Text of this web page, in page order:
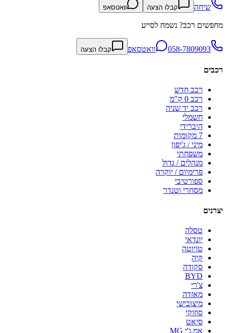
שיחה קבלו הצעה וואטסאפ
מחפשים רכב? נשמח לסייע
058-7809093 וואטסאפ קבלו הצעה
רכבים
רכב חדש
רכב 0 ק"מ
רכב יד שניה
חשמלי
היברידי
7 מקומות
מיני / ג'יפון
משפחתי
מנהלים / גדול
פרימיום / יוקרה
ספורטיבי
מסחרי וטנדר
יצרנים
טסלה
יונדאי
טויוטה
קיה
סקודה
BYD
צ'רי
מאזדה
מיצובישי
סוזוקי
סיאט
אמ.ג'י MG